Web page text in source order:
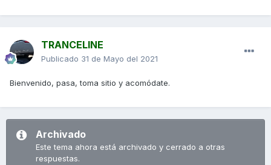
TRANCELINE
Publicado 31 de Mayo del 2021
Bienvenido, pasa, toma sitio y acomódate.
Archivado
Este tema ahora está archivado y cerrado a otras
respuestas.